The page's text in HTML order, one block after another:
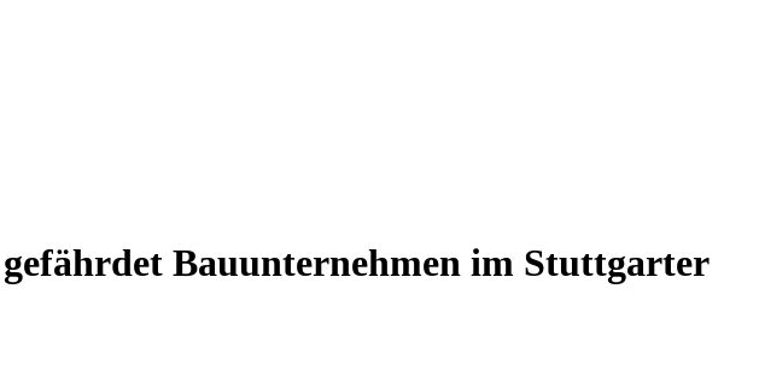
Bauunternehmen im Stuttgarter